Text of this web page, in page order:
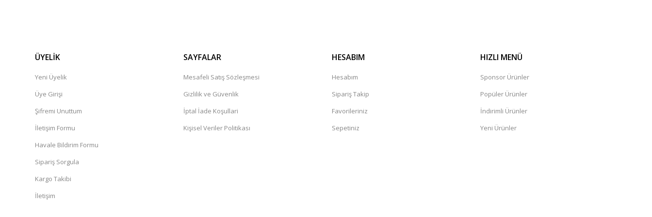
ÜYELİK
Yeni Üyelik
Üye Girişi
Şifremi Unuttum
İletişim Formu
Havale Bildirim Formu
Sipariş Sorgula
Kargo Takibi
İletişim
SAYFALAR
Mesafeli Satış Sözleşmesi
Gizlilik ve Güvenlik
İptal İade Koşullari
Kişisel Veriler Politikası
HESABIM
Hesabım
Sipariş Takip
Favorileriniz
Sepetiniz
HIZLI MENÜ
Sponsor Ürünler
Popüler Ürünler
İndirimli Ürünler
Yeni Ürünler